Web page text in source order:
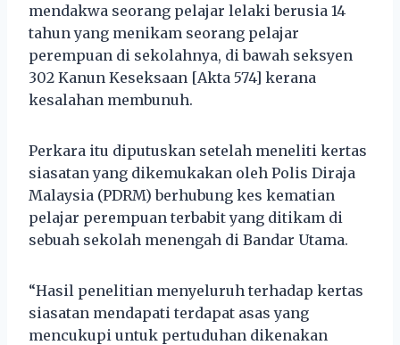
mendakwa seorang pelajar lelaki berusia 14
tahun yang menikam seorang pelajar
perempuan di sekolahnya, di bawah seksyen
302 Kanun Keseksaan [Akta 574] kerana
kesalahan membunuh.
Perkara itu diputuskan setelah meneliti kertas
siasatan yang dikemukakan oleh Polis Diraja
Malaysia (PDRM) berhubung kes kematian
pelajar perempuan terbabit yang ditikam di
sebuah sekolah menengah di Bandar Utama.
“Hasil penelitian menyeluruh terhadap kertas
siasatan mendapati terdapat asas yang
mencukupi untuk pertuduhan dikenakan